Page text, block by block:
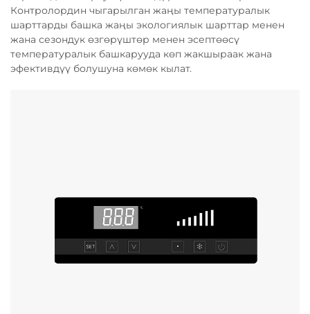
Контролордин чыгарылган жаңы температуралык
шарттарды башка жаңы экологиялык шарттар менен
жана сезондук өзгөрүштөр менен эсептөөсү
температуралык башкарууда көп жакшыраак жана
эфективдүү болушуна көмөк кылат.